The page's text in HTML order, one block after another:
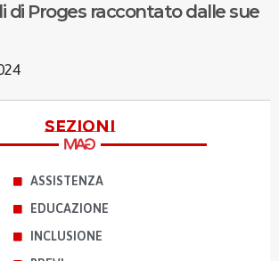
di Proges raccontato dalle sue
sezioni
ASSISTENZA
EDUCAZIONE
INCLUSIONE